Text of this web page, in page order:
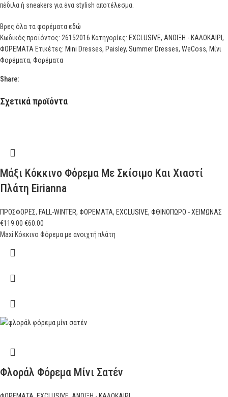
πέδιλα ή sneakers για ένα stylish αποτέλεσμα.
Βρες όλα τα φορέματαεδώ
Κωδικός προϊόντος: 26152016 Κατηγορίες: EXCLUSIVE, ΑΝΟΙΞΗ - ΚΑΛΟΚΑΙΡΙ ,
ΦΟΡΕΜΑΤΑ Ετικέτες: Mini Dresses, Paisley, Summer Dresses, WeCoss, Μίνι
Φορέματα, Φορέματα
Share:
Σχετικά προϊόντα
Μάξι Κόκκινο Φόρεμα Με Σκίσιμο Και Χιαστί
Πλάτη Eirianna
ΠΡΟΣΦΟΡΕΣ, FALL-WINTER, ΦΟΡΕΜΑΤΑ, EXCLUSIVE, ΦΘΙΝΟΠΩΡΟ - ΧΕΙΜΩΝΑΣ
€119.00€60.00
Maxi Κόκκινο Φόρεμα με ανοιχτή πλάτη
Φλοράλ Φόρεμα Μίνι Σατέν